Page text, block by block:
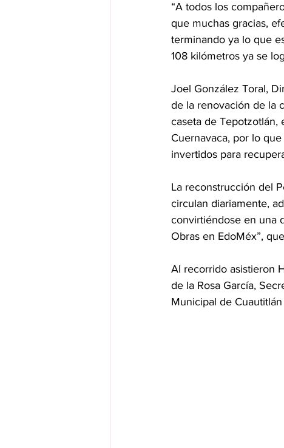
“A todos los
que muchas gracias,
terminando ya lo que
108 kilómetros ya se
Joel González Toral,
de la renovación de la
caseta de Tepotzotlán,
Cuernavaca, por lo
invertidos para
La reconstrucción del
circulan diariamente,
convirtiéndose en una
Obras en EdoMéx”,
Al recorrido asistieron
de la Rosa García,
Municipal de Cuautitlán